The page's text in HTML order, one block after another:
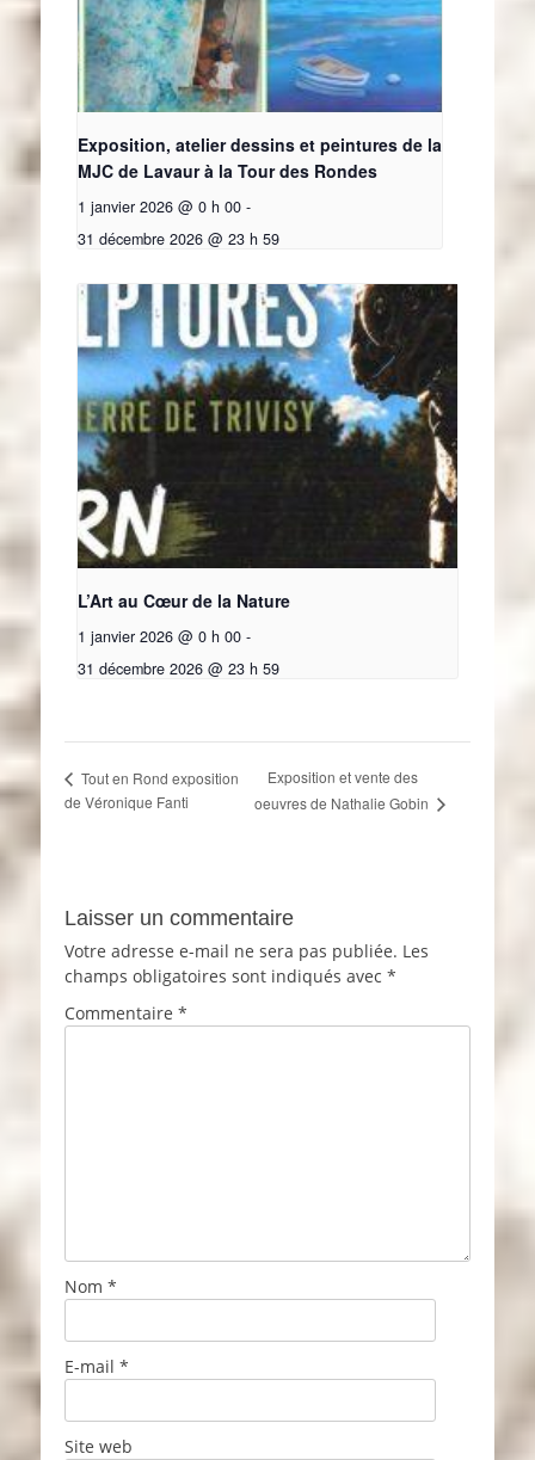
Exposition, atelier dessins et peintures de la
MJC de Lavaur à la Tour des Rondes
1 janvier 2026 @ 0 h 00 -
31 décembre 2026 @ 23 h 59
L’Art au Cœur de la Nature
1 janvier 2026 @ 0 h 00 -
31 décembre 2026 @ 23 h 59
Tout en Rond exposition
de Véronique Fanti
Exposition et vente des
oeuvres de Nathalie Gobin
Laisser un commentaire
Votre adresse e-mail ne sera pas publiée. Les
champs obligatoires sont indiqués avec *
Commentaire *
Nom *
E-mail *
Site web